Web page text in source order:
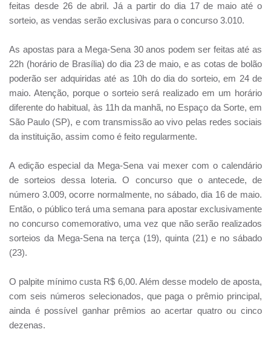
feitas desde 26 de abril. Já a partir do dia 17 de maio até o
sorteio, as vendas serão exclusivas para o concurso 3.010.
As apostas para a Mega-Sena 30 anos podem ser feitas até as
22h (horário de Brasília) do dia 23 de maio, e as cotas de bolão
poderão ser adquiridas até as 10h do dia do sorteio, em 24 de
maio. Atenção, porque o sorteio será realizado em um horário
diferente do habitual, às 11h da manhã, no Espaço da Sorte, em
São Paulo (SP), e com transmissão ao vivo pelas redes sociais
da instituição, assim como é feito regularmente.
A edição especial da Mega-Sena vai mexer com o calendário
de sorteios dessa loteria. O concurso que o antecede, de
número 3.009, ocorre normalmente, no sábado, dia 16 de maio.
Então, o público terá uma semana para apostar exclusivamente
no concurso comemorativo, uma vez que não serão realizados
sorteios da Mega-Sena na terça (19), quinta (21) e no sábado
(23).
O palpite mínimo custa R$ 6,00. Além desse modelo de aposta,
com seis números selecionados, que paga o prêmio principal,
ainda é possível ganhar prêmios ao acertar quatro ou cinco
dezenas.